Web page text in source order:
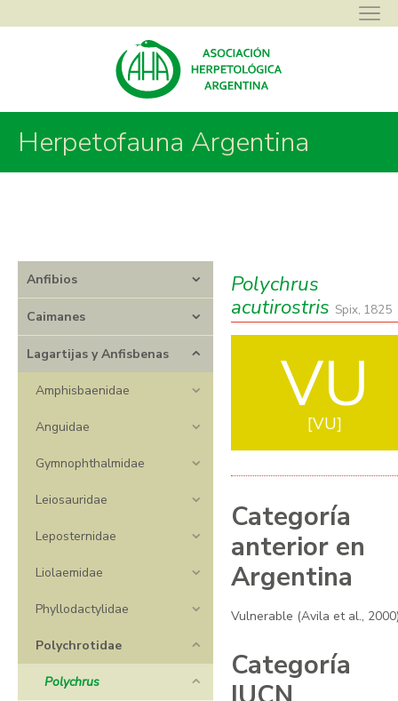
Lagartijas y Anfisbenas> Polychrotidae>Polychrus >
Herpetofauna Argentina
Anfibios
Caimanes
Lagartijas y Anfisbenas
Amphisbaenidae
Anguidae
Gymnophthalmidae
Leiosauridae
Leposternidae
Liolaemidae
Phyllodactylidae
Polychrotidae
Polychrus
Polychrus
acutirostris Spix, 1825
VU
VU
Categoría
anterior en
Argentina
Vulnerable (Avila et al.,
Categoría